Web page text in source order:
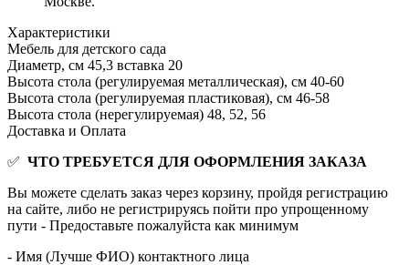
Характеристики
Мебель для детского сада
Диаметр, см 45,3 вставка 20
Высота стола (регулируемая металлическая), см 40-60
Высота стола (регулируемая пластиковая), см 46-58
Высота стола (нерегулируемая) 48, 52, 56
Доставка и Оплата
✅ ЧТО ТРЕБУЕТСЯ ДЛЯ ОФОРМЛЕНИЯ ЗАКАЗА
Вы можете сделать заказ через корзину, пройдя регистрацию
на сайте, либо не регистрируясь пойти про упрощенному
пути - Предоставьте пожалуйста как минимум
- Имя (Лучше ФИО) контактного лица